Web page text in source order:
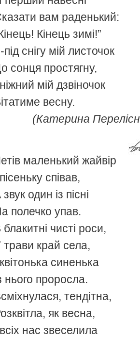
вам раденький:
Кінець зимі!”
снігу мій листочок
сонця простягну,
ніжний мій дзвіночок
весну.
(Катерина
маленький жайвір
пісеньку співав,
один із пісні
полечко упав.
блакитні чисті роси,
трави край села,
квітонька синенька
нього проросла.
тендітна,
як весна,
всіх нас звеселила